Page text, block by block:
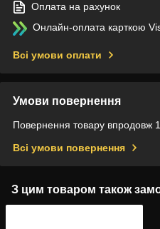
Оплата на рахунок
Онлайн-оплата карткою
Всі умови оплати
Умови повернення
Повернення товару впродовж
Всі умови повернення
З цим товаром також